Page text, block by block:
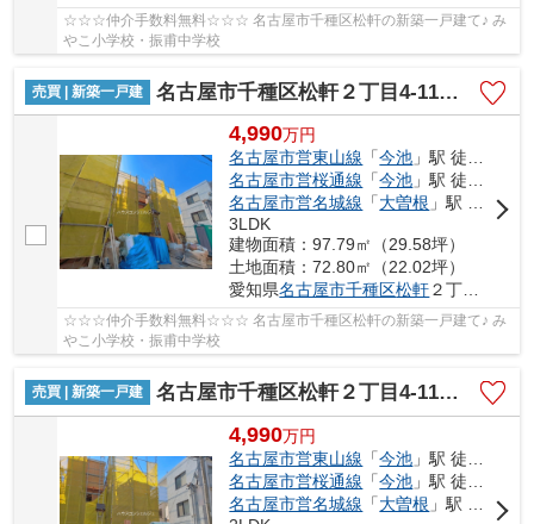
☆☆☆仲介手数料無料☆☆☆ 名古屋市千種区松軒の新築一戸建て♪ み
やこ小学校・振甫中学校
売買 | 新築一戸建 名古屋市千種区松軒２丁目4-11【仲介手数料無料】新築一戸建て 3号棟
4,990万円
名古屋市営東山線 「今池 」駅 徒歩17分
名古屋市営桜通線 「今池 」駅 徒歩17分
名古屋市営名城線 「大曽根 」駅 徒歩20分
3LDK
建物面積：97.79㎡（29.58坪）
土地面積：72.80㎡（22.02坪）
愛知県名古屋市千種区松軒２丁目4-11
☆☆☆仲介手数料無料☆☆☆ 名古屋市千種区松軒の新築一戸建て♪ み
やこ小学校・振甫中学校
売買 | 新築一戸建 名古屋市千種区松軒２丁目4-11【仲介手数料無料】新築一戸建て 4号棟
4,990万円
名古屋市営東山線 「今池 」駅 徒歩17分
名古屋市営桜通線 「今池 」駅 徒歩17分
名古屋市営名城線 「大曽根 」駅 徒歩20分